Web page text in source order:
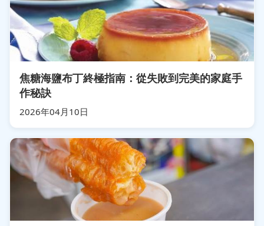
焦糖海鹽布丁終極指南：從失敗到完美的家庭手
作秘訣
2026年04月10日